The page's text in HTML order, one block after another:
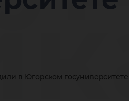
в Югорском госуниверситете